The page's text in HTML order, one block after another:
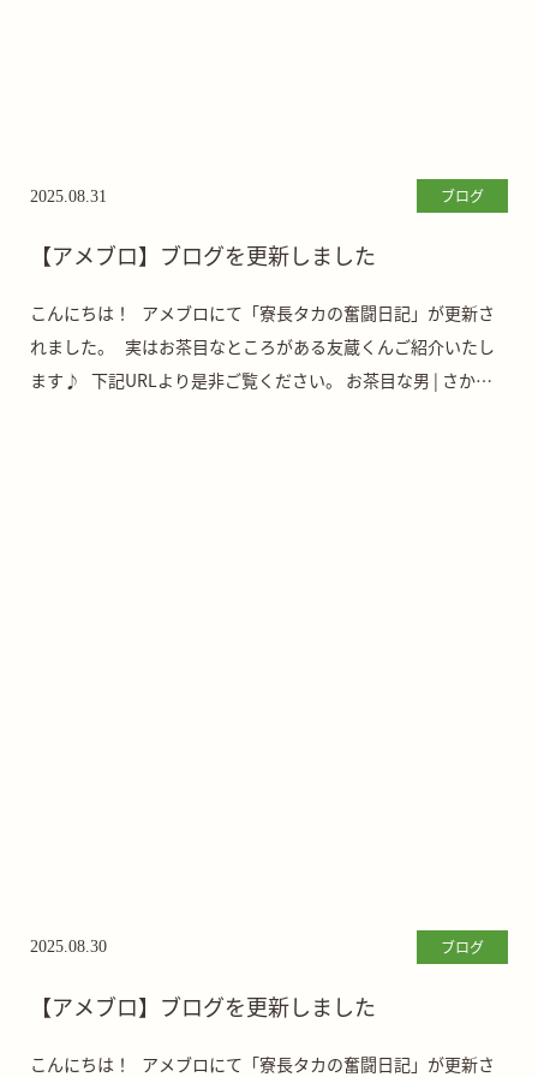
2025.08.31 ブログ
【アメブロ】ブログを更新しました
こんにちは！ アメブロにて「寮長タカの奮闘日記」が更新さ
れました。 実はお茶目なところがある友蔵くんご紹介いたし
ます♪ 下記URLより是非ご覧ください。 お茶目な男 | さかが
2025.08.30 ブログ
【アメブロ】ブログを更新しました
こんにちは！ アメブロにて「寮長タカの奮闘日記」が更新さ